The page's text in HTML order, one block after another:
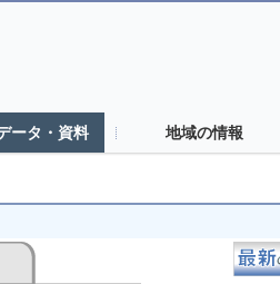
ータ・資料 地域の情報